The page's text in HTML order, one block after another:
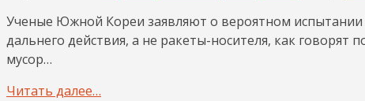
Ученые Южной Кореи заявляют о вероятном испытании
дальнего действия, а не ракеты-носителя, как говорят
мусор…
Читать далее…